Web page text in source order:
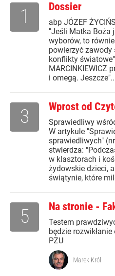
Dossier
abp JÓZEF
"Jeśli Matka Boża
wyborów, to
powierzyć
konflikty
MARCINKIEWICZ
i omegą.
1
Wprost od
Sprawiedliwy
W artykule
sprawiedliwych"
stwierdza:
w klasztorach i
żydowskie dzieci,
świątynie, które
3
Na stronie -
Testem
będzie
PZU
5
Marek Król